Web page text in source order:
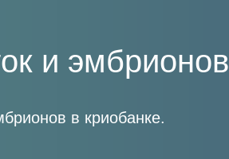
и эмбрионов
в криобанке.